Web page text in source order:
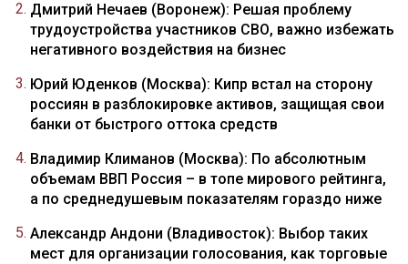
Дмитрий Нечаев (Воронеж): Решая проблему
трудоустройства участников СВО, важно избежать
негативного воздействия на бизнес
Юрий Юденков (Москва): Кипр встал на сторону
россиян в разблокировке активов, защищая свои
банки от быстрого оттока средств
Владимир Климанов (Москва): По абсолютным
объемам ВВП Россия – в топе мирового рейтинга,
а по среднедушевым показателям гораздо ниже
Александр Андони (Владивосток): Выбор таких
мест для организации голосования, как торговые